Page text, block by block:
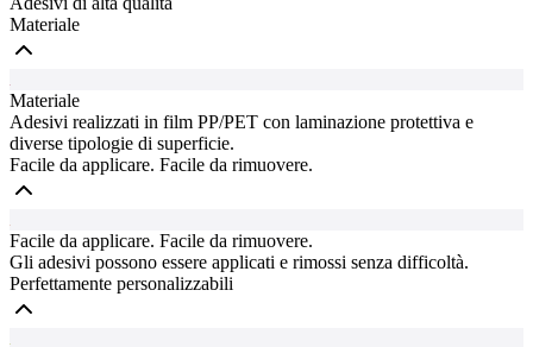
Materiale
Materiale
Adesivi realizzati in film PP/PET con laminazione protettiva e
diverse tipologie di superficie.
Facile da applicare. Facile da rimuovere.
Facile da applicare. Facile da rimuovere.
Gli adesivi possono essere applicati e rimossi senza difficoltà.
Perfettamente personalizzabili